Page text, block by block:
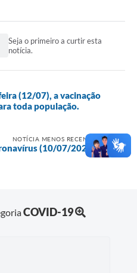
Seja o primeiro a curtir esta
notícia.
(12/07), a vacinação
toda população.
NOTÍCIA MENOS RECENTE
(10/07/2021)
COVID-19